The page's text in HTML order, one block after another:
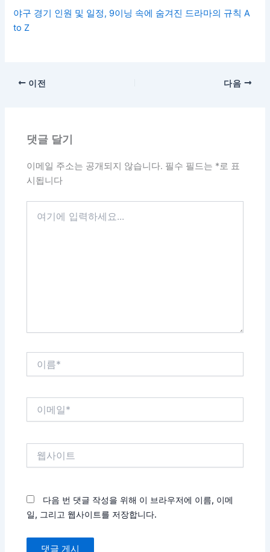
야구 경기 인원 및 일정, 9이닝 속에 숨겨진 드라마의 규칙 A
to Z
이전 다음
댓글 달기
이메일 주소는 공개되지 않습니다. 필수 필드는 *로 표
시됩니다
다음 번 댓글 작성을 위해 이 브라우저에 이름, 이메
일, 그리고 웹사이트를 저장합니다.